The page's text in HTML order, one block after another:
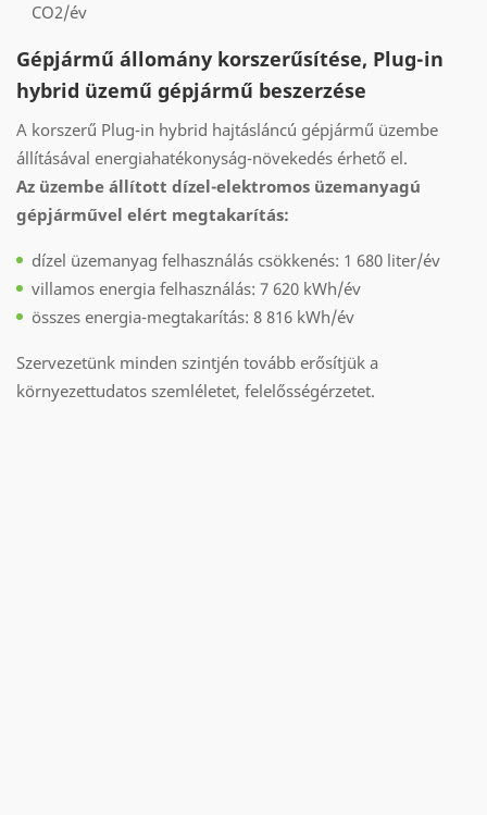
CO2/év
Gépjármű állomány korszerűsítése, Plug-in
hybrid üzemű gépjármű beszerzése
A korszerű Plug-in hybrid hajtásláncú gépjármű üzembe
állításával energiahatékonyság-növekedés érhető el.
Az üzembe állított dízel-elektromos üzemanyagú
gépjárművel elért megtakarítás:
dízel üzemanyag felhasználás csökkenés: 1 680 liter/év
villamos energia felhasználás: 7 620 kWh/év
összes energia-megtakarítás: 8 816 kWh/év
Szervezetünk minden szintjén tovább erősítjük a
környezettudatos szemléletet, felelősségérzetet.